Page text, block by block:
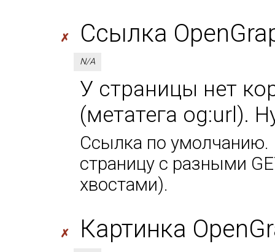
✗ Ссылка
N/A
У страницы нет
(метатега og:url).
Ссылка по умолчанию.
страницу с разными
хвостами).
✗ Картинка